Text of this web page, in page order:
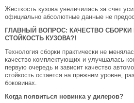
Жесткость кузова увеличилась за счет
официально абсолютные данные не
ГЛАВНЫЙ ВОПРОС: КАЧЕСТВО СБОРКИ
СТОЙКОСТЬ КУЗОВА?!
Технология сборки практически не
качество комплектующих и улучшалась
первую очередь и зависит качество
стойкость остается на прежнем уровне,
боковинах.
Когда появиться новинка у дилеров?